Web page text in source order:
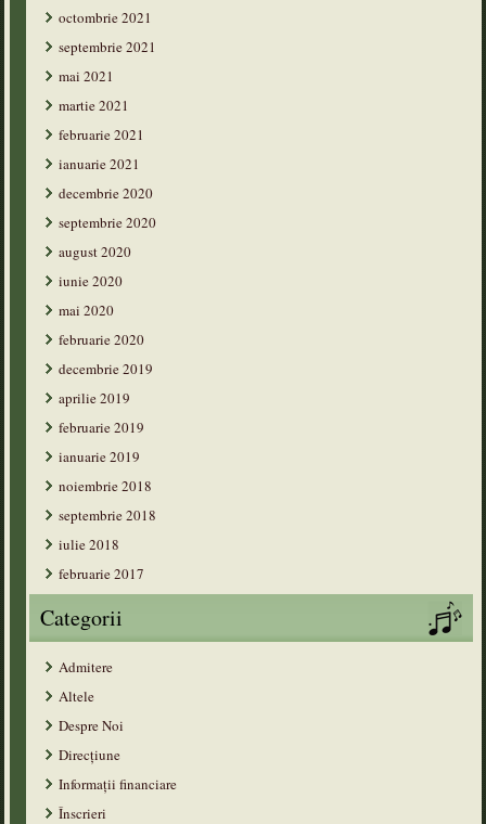
octombrie 2021
septembrie 2021
mai 2021
martie 2021
februarie 2021
ianuarie 2021
decembrie 2020
septembrie 2020
august 2020
iunie 2020
mai 2020
februarie 2020
decembrie 2019
aprilie 2019
februarie 2019
ianuarie 2019
noiembrie 2018
septembrie 2018
iulie 2018
februarie 2017
Categorii
Admitere
Altele
Despre Noi
Direcțiune
Informații financiare
Înscrieri